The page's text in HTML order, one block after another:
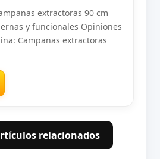
extractoras 90 cm
y funcionales Opiniones
Campanas extractoras
relacionados